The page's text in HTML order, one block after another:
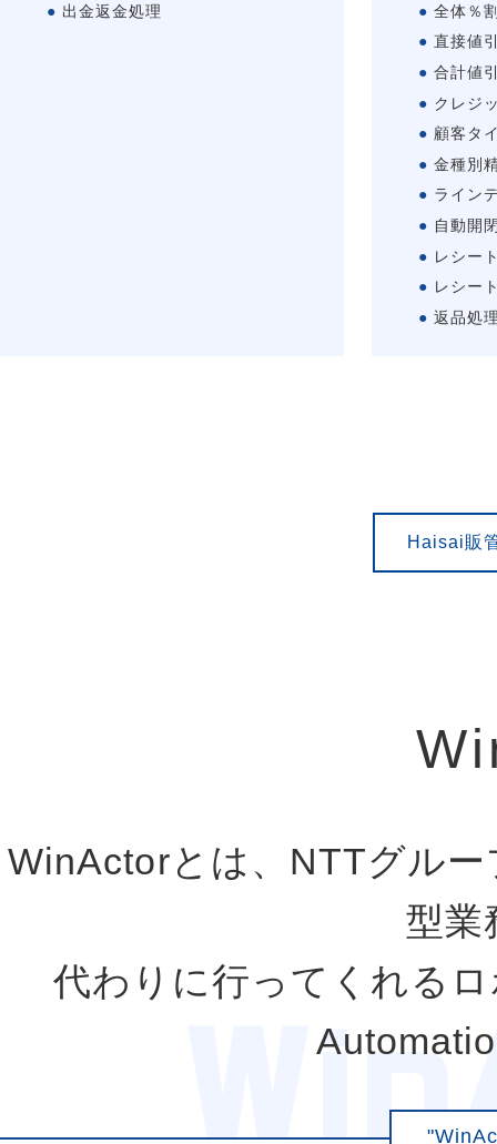
出金返金処理
全体％
直接値
合計値
クレジ
顧客タ
金種別
ライン
自動開
レシー
レシー
返品処
Haisai販
WinActorとは、NTTグル
型業
代わりに行ってくれる